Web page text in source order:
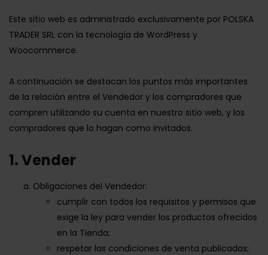
Este sitio web es administrado exclusivamente por POLSKA
TRADER SRL con la tecnología de WordPress y
Woocommerce.
A continuación se destacan los puntos más importantes
de la relación entre el Vendedor y los compradores que
compren utilizando su cuenta en nuestro sitio web, y los
compradores que lo hagan como invitados.
1. Vender
Obligaciones del Vendedor:
cumplir con todos los requisitos y permisos que
exige la ley para vender los productos ofrecidos
en la Tienda;
respetar las condiciones de venta publicadas;